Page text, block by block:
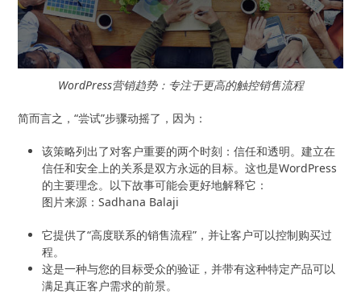
WordPress营销趋势：专注于更高的触控销售流程
简而言之，“尝试”步骤动摇了，因为：
该策略列出了对客户重要的两个时刻：信任和透明。建立在
信任和安全上的关系是双方永远的目标。这也是WordPress
的主要理念。以下故事可能会更好地解释它：
图片来源：Sadhana Balaji
它提供了“高度联系的销售流程”，并让客户可以控制购买过
程。
这是一种与您的目标受众的验证，并带有这种特定产品可以
满足真正客户需求的前景。